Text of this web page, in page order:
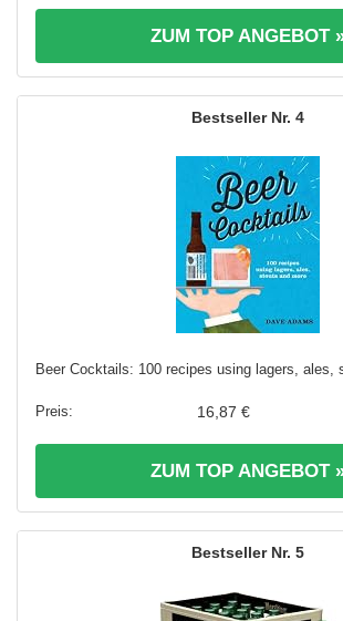
ZUM TOP ANGEBOT
4
Beer Cocktails: 100 recipes using lagers, ales,
16,87 €
ZUM TOP ANGEBOT
5